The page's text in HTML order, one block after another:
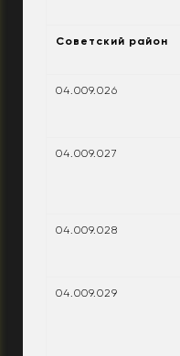
Советский район
04.009.026
04.009.027
04.009.028
04.009.029